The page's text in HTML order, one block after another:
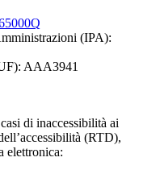
(IPA):
AAA3941
di inaccessibilità ai
(RTD),
elettronica: